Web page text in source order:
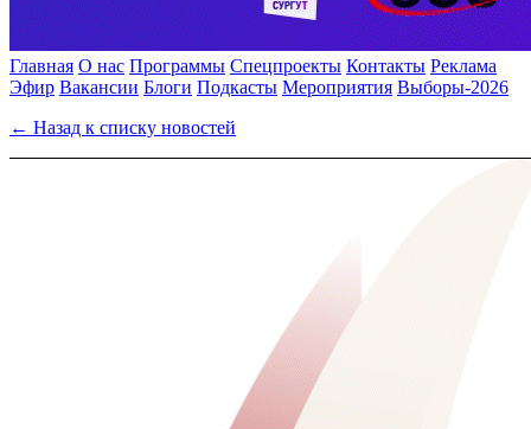
Главная О нас Программы Спецпроекты Контакты Реклама
Эфир Вакансии Блоги Подкасты Мероприятия Выборы-2026
← Назад к списку новостей